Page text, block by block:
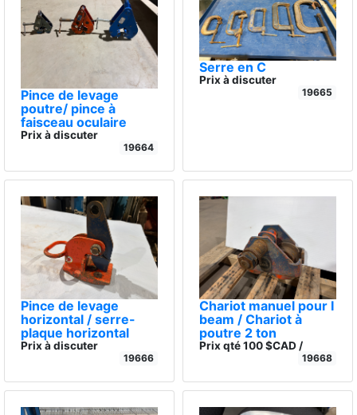
Pince de levage
poutre/ pince à
faisceau oculaire
Prix à discuter
19664
Serre en C
Prix à discuter
19665
Pince de levage
horizontal / serre-
plaque horizontal
Prix à discuter
19666
Chariot manuel pour I
beam / Chariot à
poutre 2 ton
Prix qté 100 $CAD /
19668